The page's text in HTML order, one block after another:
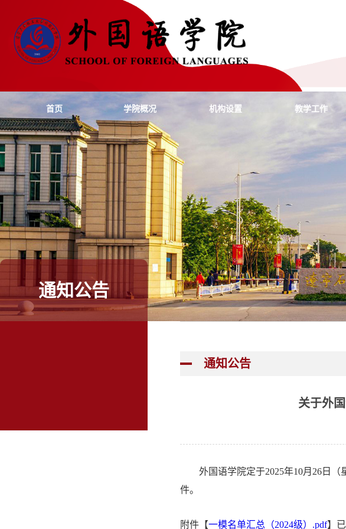
首页 学院概况 机构设置 教学工作
通知公告
通知公告
关于外
外国语学院定于2025年10月26日
件。
附件【一模名单汇总（2024级）.pdf】